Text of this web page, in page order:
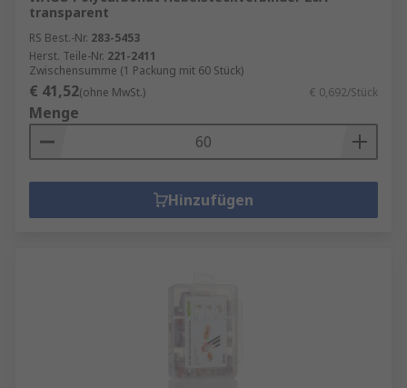
transparent
RS Best.-Nr. 283-5453
Herst. Teile-Nr. 221-2411
Zwischensumme (1 Packung mit 60 Stück)
€ 41,52(ohne MwSt.) € 0,692/Stück
Menge
Hinzufügen